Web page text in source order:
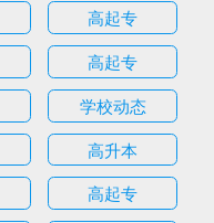
高起专
高起专
学校动态
高升本
高起专